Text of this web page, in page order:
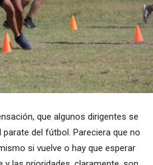
que algunos dirigentes se
del fútbol. Pareciera que no
si vuelve o hay que esperar